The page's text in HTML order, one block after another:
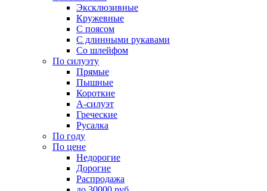
Эксклюзивные
Кружевные
С поясом
С длинными рукавами
Со шлейфом
По силуэту
Прямые
Пышные
Короткие
А-силуэт
Греческие
Русалка
По году
По цене
Недорогие
Дорогие
Распродажа